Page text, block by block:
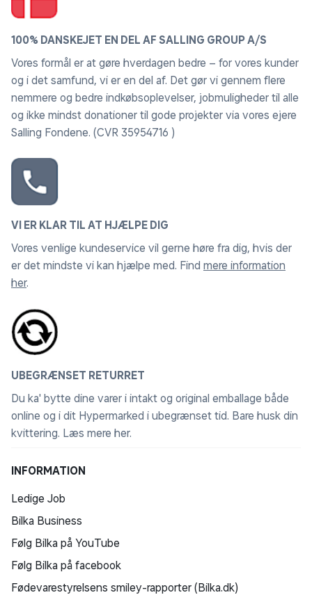
100% DANSKEJET EN DEL AF SALLING GROUP A/S
Vores formål er at gøre hverdagen bedre – for vores kunder
og i det samfund, vi er en del af. Det gør vi gennem flere
nemmere og bedre indkøbsoplevelser, jobmuligheder til alle
og ikke mindst donationer til gode projekter via vores ejere
Salling Fondene. (CVR 35954716 )
VI ER KLAR TIL AT HJÆLPE DIG
Vores venlige kundeservice vil gerne høre fra dig, hvis der
er det mindste vi kan hjælpe med. Find mere information
her.
UBEGRÆNSET RETURRET
Du ka' bytte dine varer i intakt og original emballage både
online og i dit Hypermarked i ubegrænset tid. Bare husk din
kvittering. Læs mere her.
INFORMATION
Ledige Job
Bilka Business
Følg Bilka på YouTube
Følg Bilka på facebook
Fødevarestyrelsens smiley-rapporter (Bilka.dk)